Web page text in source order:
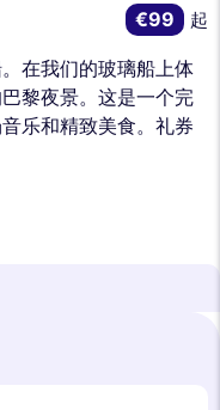
在我们的玻璃船上体
黎夜景。这是一个完
乐和精致美食。礼券
€99 起